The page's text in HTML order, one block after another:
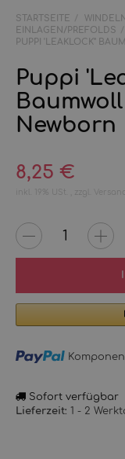
STARTSEITE
EINLAGEN/PREFOLDS
PUPPI 'LEAKLOCK"
Puppi
Newborn
8,25 €
inkl. 19% USt. , zzgl. Versand
Loading...
Sofort verfügbar
Lieferzeit: 1 - 2